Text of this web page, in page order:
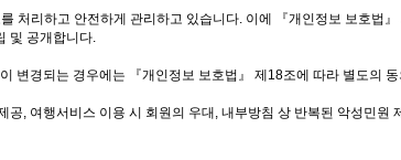
처리하고 안전하게 관리하고 있습니다. 이에 『개인정보 보호법
및 공개합니다.
경되는 경우에는 『개인정보 보호법』 제18조에 따라 별도의
, 여행서비스 이용 시 회원의 우대, 내부방침 상 반복된 악성민원